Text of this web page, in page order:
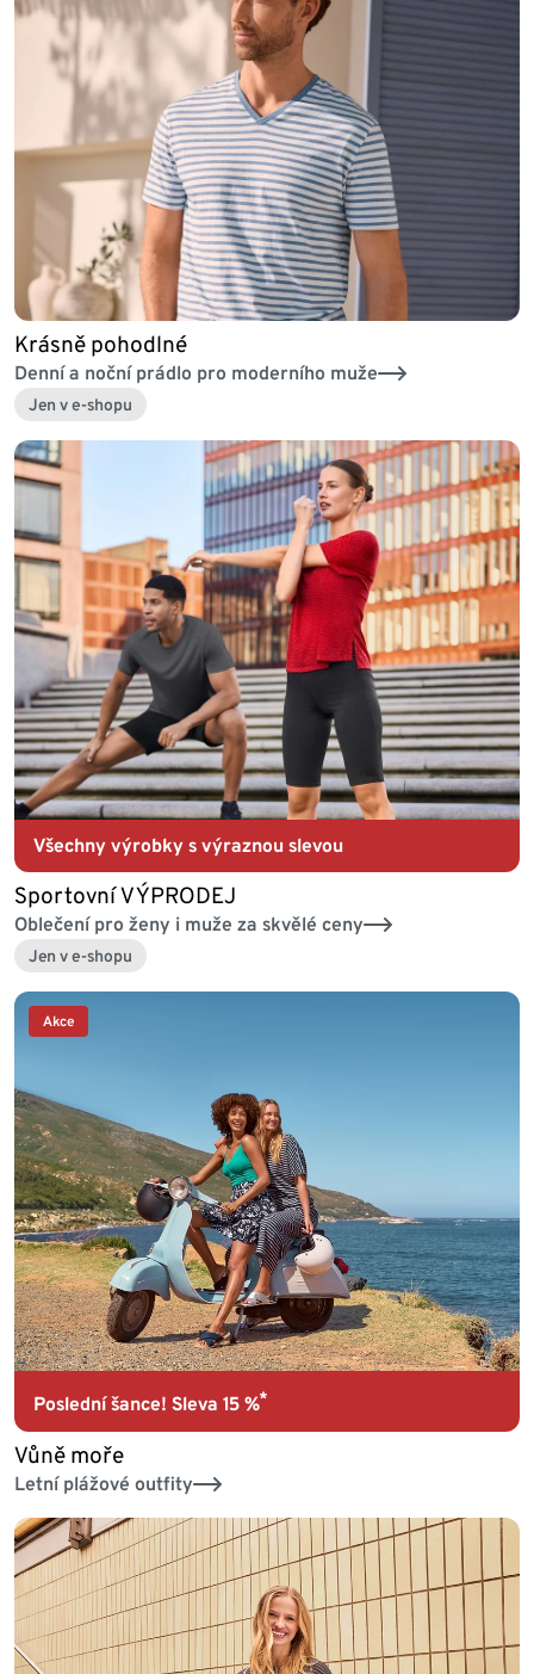
Krásně pohodlné
Denní a noční prádlo pro moderního muže
Jen v e-shopu
Všechny výrobky s výraznou slevou
Sportovní VÝPRODEJ
Oblečení pro ženy i muže za skvělé ceny
Jen v e-shopu
Akce
Poslední šance! Sleva 15 %*
Vůně moře
Letní plážové outfity